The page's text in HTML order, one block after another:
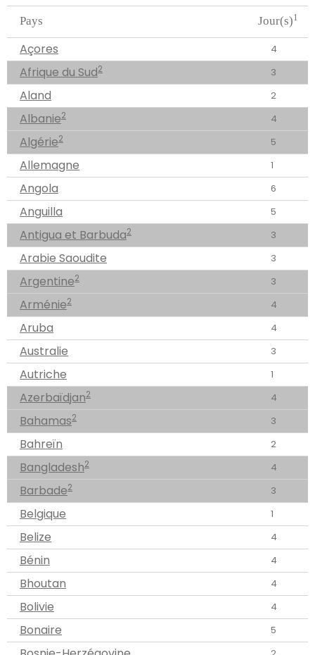
Pays Jour(s)1
Açores 4
Afrique du Sud2 3
Aland 2
Albanie2 4
Algérie2 5
Allemagne 1
Angola 6
Anguilla 5
Antigua et Barbuda2 3
Arabie Saoudite 3
Argentine2 3
Arménie2 4
Aruba 4
Australie 3
Autriche 1
Azerbaïdjan2 4
Bahamas2 3
Bahreïn 2
Bangladesh2 4
Barbade2 3
Belgique 1
Belize 4
Bénin 4
Bhoutan 4
Bolivie 4
Bonaire 5